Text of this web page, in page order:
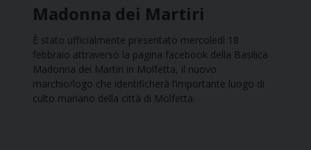
Madonna dei Martiri
È stato ufficialmente presentato mercoledì 18
febbraio attraverso la pagina facebook della Basilica
Madonna dei Martiri in Molfetta, il nuovo
marchio/logo che identificherà l’importante luogo di
culto mariano della città di Molfetta.